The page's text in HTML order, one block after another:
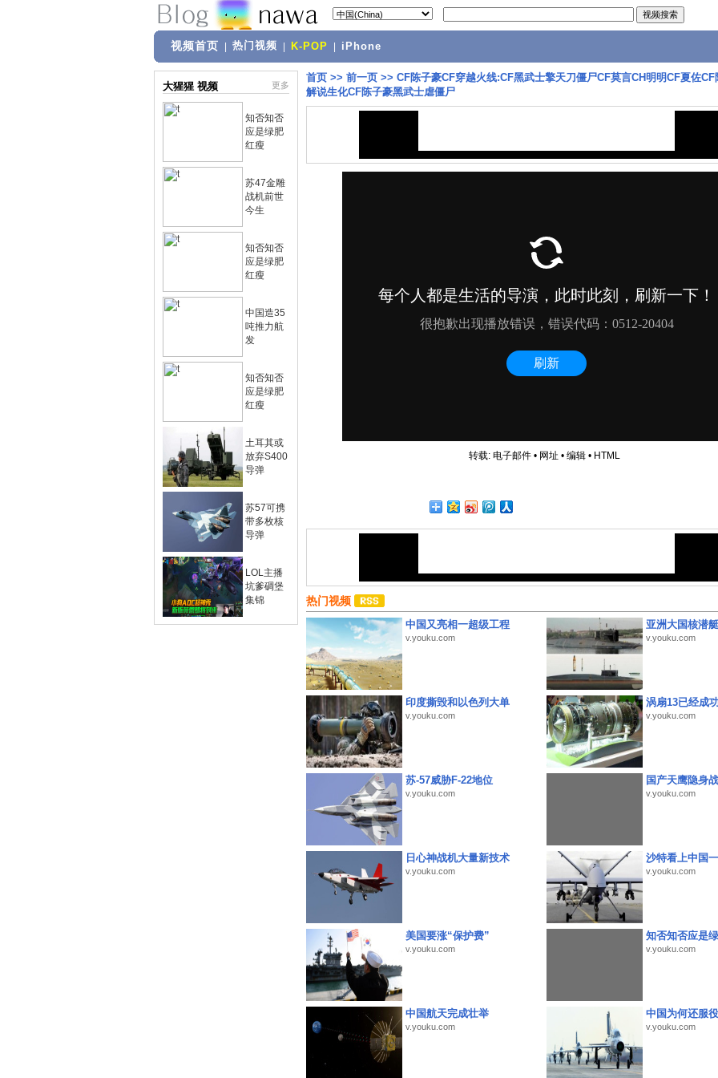
视频首页 热门视频 K-POP iPhone
大猩猩 视频 更多
知否知否
应是绿肥
红瘦
苏47金雕
战机前世
今生
知否知否
应是绿肥
红瘦
中国造35
吨推力航
发
知否知否
应是绿肥
红瘦
土耳其或
放弃S400
导弹
苏57可携
带多枚核
导弹
LOL主播
坑爹碉堡
集锦
首页 >> 前一页 >> CF陈子豪CF穿越火线:CF黑武士擎天刀僵尸CF莫言CH明明CF夏佐CF
解说生化CF陈子豪黑武士虐僵尸
转载: 电子邮件• 网址 • 编辑• HTML
热门视频
中国又亮相一超级工程
v.youku.com
亚洲大国核潜
v.youku.com
印度撕毁和以色列大单
v.youku.com
涡扇13已经成
v.youku.com
苏-57威胁F-22地位
v.youku.com
国产天鹰隐身
v.youku.com
日心神战机大量新技术
v.youku.com
沙特看上中国
v.youku.com
美国要涨“保护费”
v.youku.com
知否知否应是
v.youku.com
中国航天完成壮举
v.youku.com
中国为何还服
v.youku.com